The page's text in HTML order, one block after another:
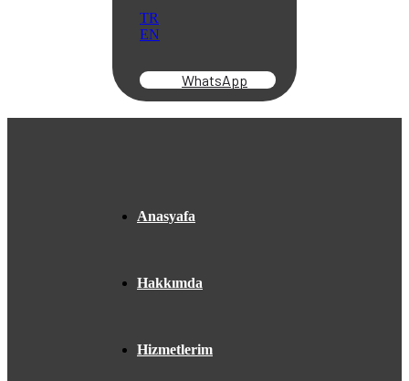
TR
EN
WhatsApp
Anasyafa
Hakkımda
Hizmetlerim